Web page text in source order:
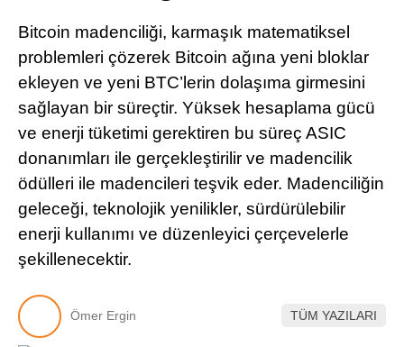
Telegram
Bitcoin madenciliği, karmaşık matematiksel
problemleri çözerek Bitcoin ağına yeni bloklar
ekleyen ve yeni BTC’lerin dolaşıma girmesini
sağlayan bir süreçtir. Yüksek hesaplama gücü
ve enerji tüketimi gerektiren bu süreç ASIC
donanımları ile gerçekleştirilir ve madencilik
ödülleri ile madencileri teşvik eder. Madenciliğin
geleceği, teknolojik yenilikler, sürdürülebilir
enerji kullanımı ve düzenleyici çerçevelerle
şekillenecektir.
Ömer Ergin TÜM YAZILARI